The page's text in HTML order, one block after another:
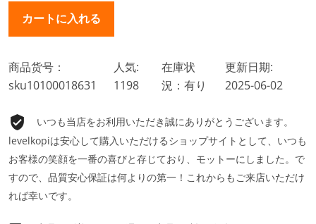
商品货号：
sku10100018631
人気:
1198
在庫状
況：有り
更新日期:
2025-06-02
いつも当店をお利用いただき誠にありがとうございます。
levelkopiは安心して購入いただけるショップサイトとして、いつも
お客様の笑顔を一番の喜びと存じており、モットーにしました。で
すので、品質安心保証は何よりの第一！これからもご来店いただけ
れば幸いです。